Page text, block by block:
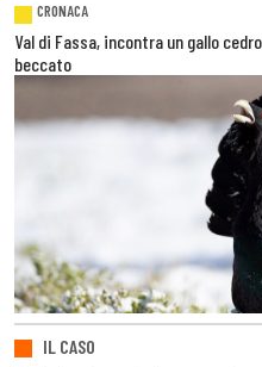
CRONACA
Val di Fassa, incontra un gallo
beccato
IL CASO